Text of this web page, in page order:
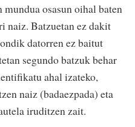
osasun oihal baten
naiz. Batzuetan ez dakit
datorren ez baitut
segundo batzuk behar
ahal izateko,
naiz (badaezpada) eta
iruditzen zait.